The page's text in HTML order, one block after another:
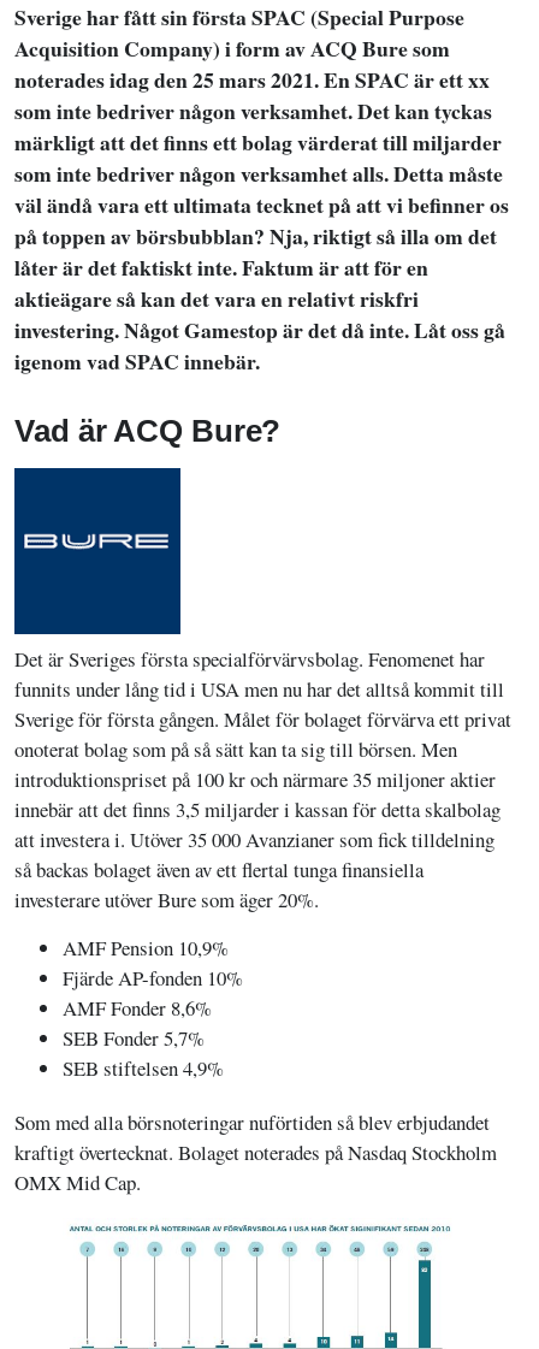
Sverige har fått sin första SPAC (Special Purpose
Acquisition Company) i form av ACQ Bure som
noterades idag den 25 mars 2021. En SPAC är ett xx
som inte bedriver någon verksamhet. Det kan tyckas
märkligt att det finns ett bolag värderat till miljarder
som inte bedriver någon verksamhet alls. Detta måste
väl ändå vara ett ultimata tecknet på att vi befinner os
på toppen av börsbubblan? Nja, riktigt så illa om det
låter är det faktiskt inte. Faktum är att för en
aktieägare så kan det vara en relativt riskfri
investering. Något Gamestop är det då inte. Låt oss gå
igenom vad SPAC innebär.
Vad är ACQ Bure?
Det är Sveriges första specialförvärvsbolag. Fenomenet har
funnits under lång tid i USA men nu har det alltså kommit till
Sverige för första gången. Målet för bolaget förvärva ett privat
onoterat bolag som på så sätt kan ta sig till börsen. Men
introduktionspriset på 100 kr och närmare 35 miljoner aktier
innebär att det finns 3,5 miljarder i kassan för detta skalbolag
att investera i. Utöver 35 000 Avanzianer som fick tilldelning
så backas bolaget även av ett flertal tunga finansiella
investerare utöver Bure som äger 20%.
AMF Pension 10,9%
Fjärde AP-fonden 10%
AMF Fonder 8,6%
SEB Fonder 5,7%
SEB stiftelsen 4,9%
Som med alla börsnoteringar nuförtiden så blev erbjudandet
kraftigt övertecknat. Bolaget noterades på Nasdaq Stockholm
OMX Mid Cap.